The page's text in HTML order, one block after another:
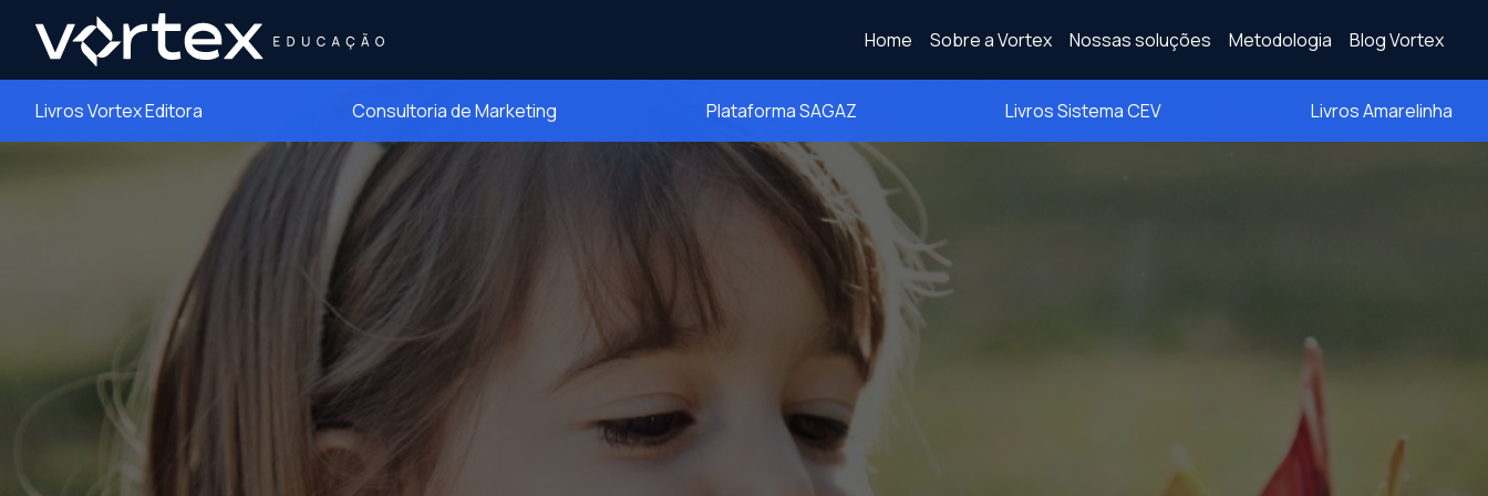
Home Sobre a Vortex Nossas soluções Metodologia Blog Vortex
Livros Vortex Editora Consultoria de Marketing Plataforma SAGAZ Livros Sistema CEV Livros Amarelinha